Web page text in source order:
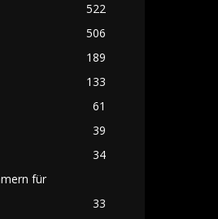
522
506
189
133
61
39
34
für
33